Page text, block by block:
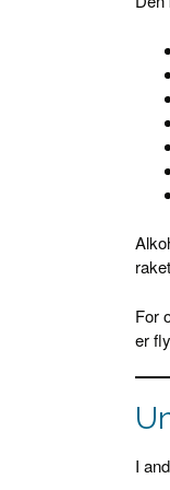
For
er
I